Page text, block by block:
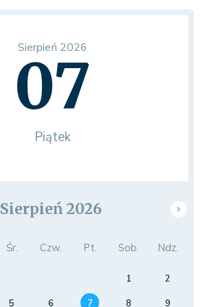
Sierpień 2026
07
Piątek
Sierpień 2026
Śr. Czw. Pt. Sob. Ndz.
1
2
5 6 7 8
9